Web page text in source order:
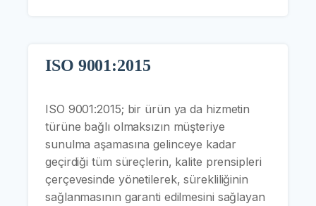
ISO 9001:2015
ISO 9001:2015; bir ürün ya da hizmetin
türüne bağlı olmaksızın müşteriye
sunulma aşamasına gelinceye kadar
geçirdiği tüm süreçlerin, kalite prensipleri
çerçevesinde yönetilerek, sürekliliğinin
sağlanmasının garanti edilmesini sağlayan